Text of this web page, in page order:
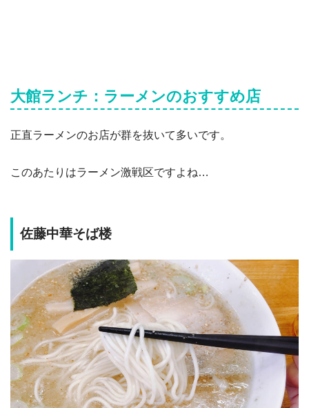
大館ランチ：ラーメンのおすすめ店
正直ラーメンのお店が群を抜いて多いです。
このあたりはラーメン激戦区ですよね…
佐藤中華そば楼